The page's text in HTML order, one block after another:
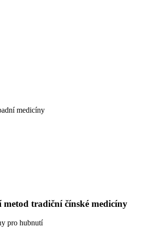
medicíny
tradiční čínské medicíny
pro hubnutí